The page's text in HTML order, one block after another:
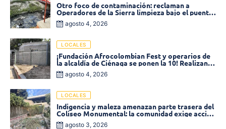
Otro foco de contaminación: reclaman a
Operadores de la Sierra limpieza bajo el puente
de la calle 19 con carrera 11
agosto 4, 2026
LOCALES
¡Fundación Afrocolombian Fest y operarios de
la alcaldía de Ciénaga se ponen la 10! Realizan
limpieza de la parte posterior del Coliseo
Monumental
agosto 4, 2026
LOCALES
Indigencia y maleza amenazan parte trasera del
Coliseo Monumental: la comunidad exige acción
inmediata!
agosto 3, 2026